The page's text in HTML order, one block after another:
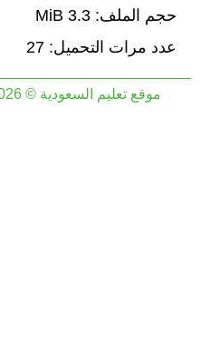
حجم الملف: 3.3 MiB
عدد مرات التحميل: 27
موقع تعليم السعودية © 2026 | تطوير: